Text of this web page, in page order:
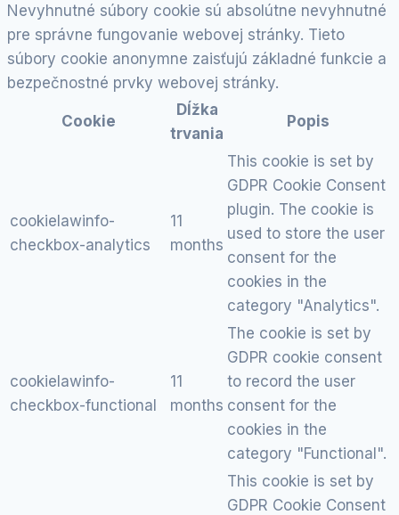
Nevyhnutné súbory cookie sú absolútne nevyhnutné
pre správne fungovanie webovej stránky. Tieto
súbory cookie anonymne zaisťujú základné funkcie a
bezpečnostné prvky webovej stránky.
Cookie
Dĺžka
trvania
Popis
cookielawinfo-
checkbox-analytics
11
months
This cookie is set by
GDPR Cookie Consent
plugin. The cookie is
used to store the user
consent for the
cookies in the
category "Analytics".
cookielawinfo-
checkbox-functional
11
months
The cookie is set by
GDPR cookie consent
to record the user
consent for the
cookies in the
category "Functional".
This cookie is set by
GDPR Cookie Consent